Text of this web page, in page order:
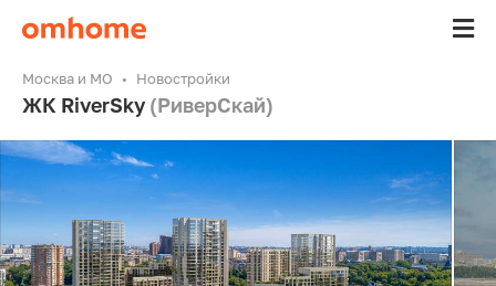
Москва и МО Новостройки
ЖК RiverSky (РиверСкай)